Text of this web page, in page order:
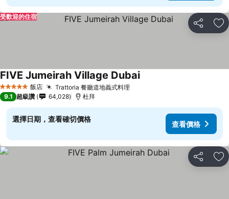
分享 加
受歡迎的住宿
5 星級 飯店 Trattoria 餐廳道地義式料理查看價格
FIVE Jumeirah Village Dubai查看價格
9.1 超級讚 64,028 杜拜
選擇日期，查看確切價格
查看價格
分享 加